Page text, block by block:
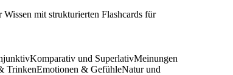
mit strukturierten Flashcards für
Komparativ und SuperlativMeinungen
TrinkenEmotionen & GefühleNatur und